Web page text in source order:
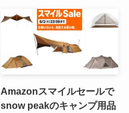
Amazonスマイルセールで
snow peakのキャンプ用品